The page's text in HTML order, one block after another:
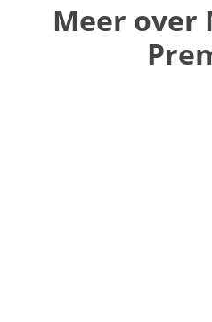
Meer over